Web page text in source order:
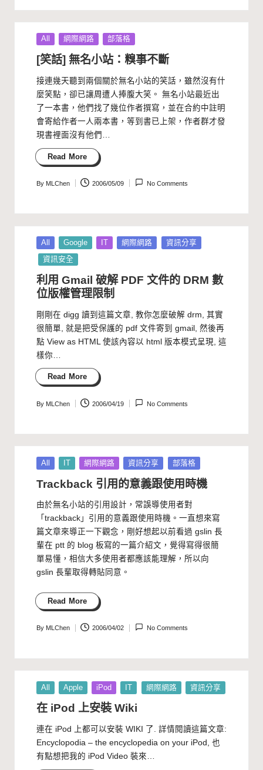
Posted
All 網際網路 部落格
[笑話] 無名小站：糗事不斷
接連幾天聽到兩個關於無名小站的笑話，雖然沒有什
麼笑點，卻已讓周遭人捧腹大笑。 無名小站最近出
了一本書，他們找了幾位作者撰寫，並在合約中註明
會寄給作者一人兩本書，等到書已上架，作者群才發
現書裡面沒有他們…
Read More
Posted
By MLChen 2006/05/09 No Comments
Posted
in
All Google IT 網際網路
資訊分享
資訊安全
利用 Gmail 破解 PDF 文件的 DRM 數
位版權管理限制
剛剛在 digg 讀到這篇文章, 教你怎麼破解 drm, 其實
很簡單, 就是把受保護的 pdf 文件寄到 gmail, 然後再
點 View as HTML 使該內容以 html 版本模式呈現, 這
樣你…
Read More
Posted
By MLChen 2006/04/19 No Comments
Posted
All IT 網際網路 資訊分享 部落格
Trackback 引用的意義跟使用時機
由於無名小站的引用設計，常誤導使用者對
「trackback」引用的意義跟使用時機。一直想來寫
篇文章來導正一下觀念，剛好想起以前看過 gslin 長
輩在 ptt的 blog 板寫的一篇介紹文，覺得寫得很簡
單易懂，相信大多使用者都應該能理解，所以向
gslin 長輩取得轉貼同意。
Read More
Posted
By MLChen 2006/04/02 No Comments
Posted
in
All Apple iPod IT 網際網路 資訊分享
在 iPod 上安裝 Wiki
連在 iPod 上都可以安裝 WIKI 了. 詳情閱讀這篇文章:
Encyclopodia – the encyclopedia on your iPod, 也
有點想把我的 iPod Video 裝來…